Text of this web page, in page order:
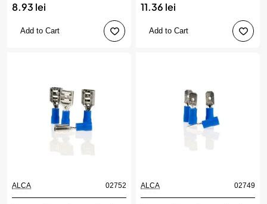
8.93 lei
Add to Cart
11.36 lei
Add to Cart
ALCA 02752 ALCA 02749